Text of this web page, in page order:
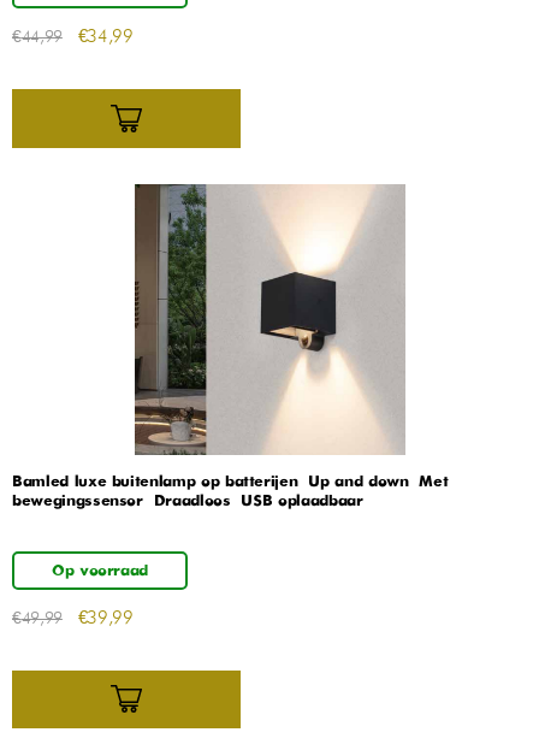
€44,99 €34,99
Bamled luxe buitenlamp op batterijen – Up and down – Met
bewegingssensor – Draadloos – USB oplaadbaar
Op voorraad
€49,99 €39,99